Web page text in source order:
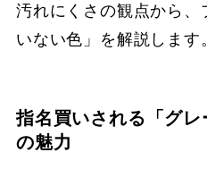
汚れにくさの観点から、
いない色」を解説します
指名買いされる「グ
の魅力